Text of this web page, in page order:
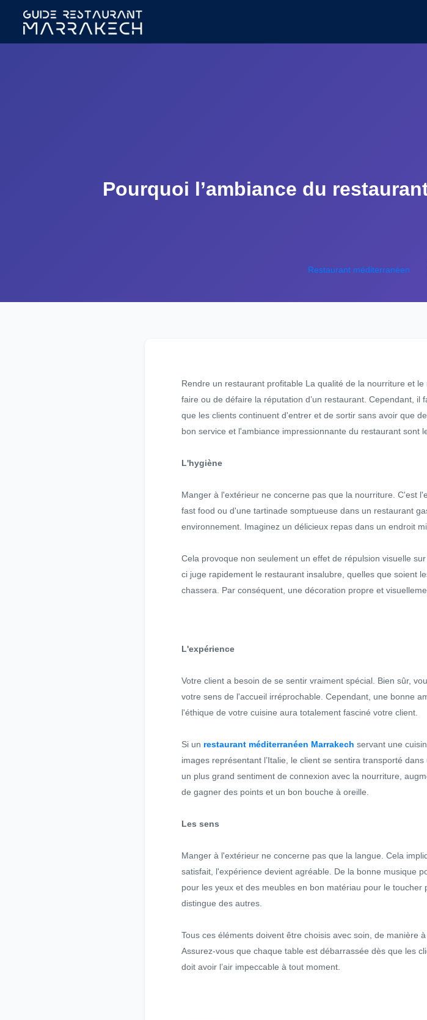
Pourquoi l’ambiance du
Restaurant méditerranéen
Rendre un restaurant profitable La qualité de la nourriture et
faire ou de défaire la réputation d’un restaurant. Cependant,
que les clients continuent d'entrer et de sortir sans avoir que
bon service et l'ambiance impressionnante du restaurant sont
L'hygiène
Manger à l'extérieur ne concerne pas que la nourriture. C'est
fast food ou d'une tartinade somptueuse dans un restaurant
environnement. Imaginez un délicieux repas dans un endroit
Cela provoque non seulement un effet de répulsion visuelle
ci juge rapidement le restaurant insalubre, quelles que soient
chassera. Par conséquent, une décoration propre et
L'expérience
Votre client a besoin de se sentir vraiment spécial. Bien sûr,
votre sens de l'accueil irréprochable. Cependant, une bonne
l'éthique de votre cuisine aura totalement fasciné votre client.
Si un restaurant méditerranéen Marrakech servant une
images représentant l’Italie, le client se sentira transporté
un plus grand sentiment de connexion avec la nourriture,
de gagner des points et un bon bouche à oreille.
Les sens
Manger à l'extérieur ne concerne pas que la langue. Cela
satisfait, l'expérience devient agréable. De la bonne musique
pour les yeux et des meubles en bon matériau pour le
distingue des autres.
Tous ces éléments doivent être choisis avec soin, de manière
Assurez-vous que chaque table est débarrassée dès que les
doit avoir l’air impeccable à tout moment.